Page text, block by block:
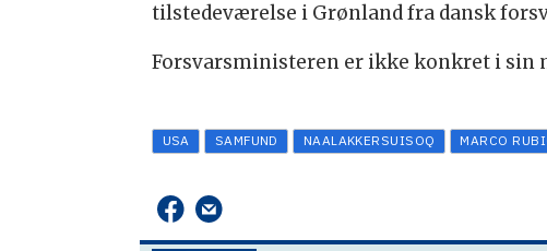
tilstedeværelse i Grønland fra dansk
Forsvarsministeren er ikke konkret i sin
USA SAMFUND NAALAKKERSUISOQ MARCO